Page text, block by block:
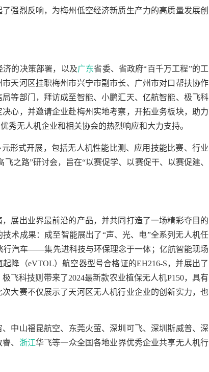
强烈反响，为梅州低空经济新质生产力的高质量发展创
的决策部署，以及广东省委、省政府“百千万工程”的工
天河区挂职梅州市兴宁市副市长、广州市对口帮扶协作
等部门，拜访成至智能、小鹏汇天、亿航智能、极飞科
心，并邀请企业赴梅州实地考察，开拓业务板块，助力
秀无人机企业和相关协会的热烈响应和大力支持。
式开展，包括无人机性能比测、应用技能比赛、行业
之路”研讨会，旨在“以赛促学、以赛促干、以赛促建、
出业界最前沿的产品，并共同打造了一场精彩夺目的
术成果：成至智能展出了“声、光、电”全系列无人机任
行汽车——集先进科技与环保理念于一体；亿航智能现场
降（eVTOL）航空器型号合格证的EH216-S，并展出了
飞科技则带来了2024最新款农业植保无人机P150，具有
大赛不仅展示了天河区无人机行业企业的创新实力，也
、中山福昆航空、东莞火萤、深圳可飞、深圳斯威普、深
、 浙江华飞等一众全国各地业界优秀企业共享无人机行